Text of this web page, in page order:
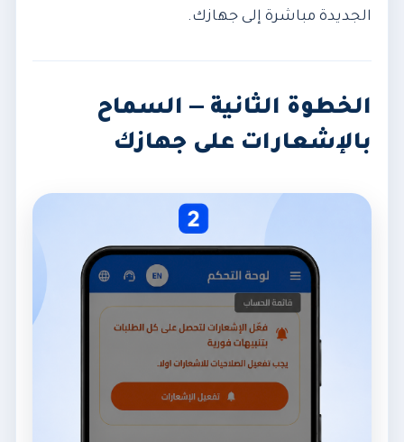
الجديدة مباشرة إلى جهازك.
الخطوة الثانية — السماح
بالإشعارات على جهازك